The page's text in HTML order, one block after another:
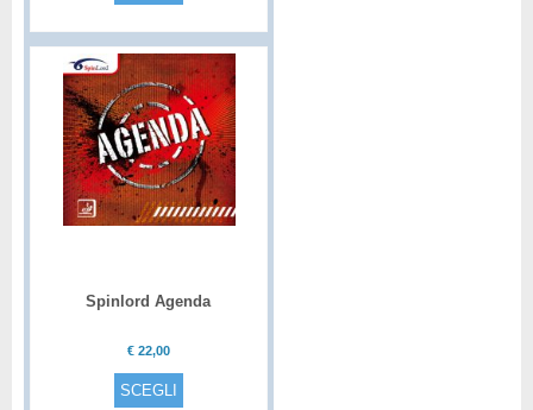
Spinlord Agenda
€ 22,00
SCEGLI